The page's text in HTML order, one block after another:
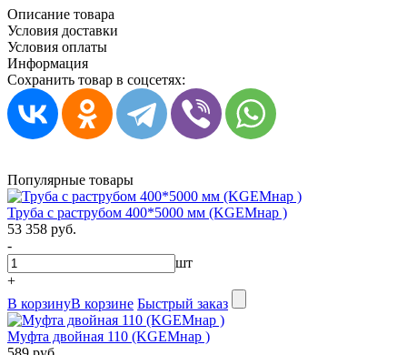
Описание товара
Условия доставки
Условия оплаты
Информация
Сохранить товар в соцсетях:
Популярные товары
Труба с раструбом 400*5000 мм (KGEMнар )
53 358 руб.
-
шт
+
В корзинуВ корзине Быстрый заказ
Муфта двойная 110 (KGEMнар )